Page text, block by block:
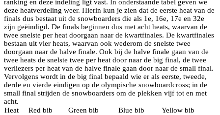
ranking en deze indeling ligt vast. In onderstaande tabel geven we
deze heatverdeling weer. Hierin kun je zien dat de eerste heat van de
finals dus bestaat uit de snowboarders die als 1e, 16e, 17e en 32e
zijn geëindigd. De finals beginnen dus met acht heats, waarvan de
twee snelste per heat doorgaan naar de kwartfinales. De kwartfinales
bestaan uit vier heats, waarvan ook wederom de snelste twee
doorgaan naar de halve finale. Ook bij de halve finale gaan van de
twee heats de snelste twee per heat door naar de big final, de twee
verliezers per heat van de halve finale gaan door naar de small final.
Vervolgens wordt in de big final bepaald wie er als eerste, tweede,
derde en vierde eindigen op de olympische snowboardcross; in de
small final strijden de snowboarders om de plekken vijf tot en met
acht.
Heat
Red bib Green bib Blue bib
Yellow bib